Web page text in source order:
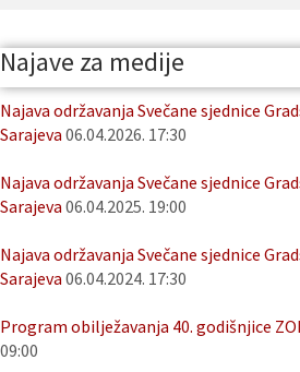
Najave za medije
Najava održavanja Svečane sjednice
Sarajeva 06.04.2026. 17:30
Najava održavanja Svečane sjednice
Sarajeva 06.04.2025. 19:00
Najava održavanja Svečane sjednice
Sarajeva 06.04.2024. 17:30
Program obilježavanja 40. godišnjice
09:00